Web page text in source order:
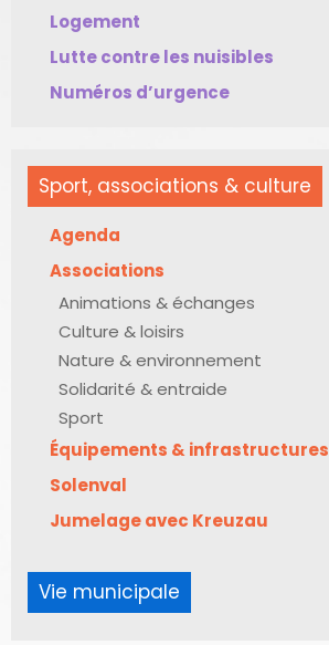
Logement
Lutte contre les nuisibles
Numéros d’urgence
Sport, associations & culture
Agenda
Associations
Animations & échanges
Culture & loisirs
Nature & environnement
Solidarité & entraide
Sport
Équipements & infrastructures
Solenval
Jumelage avec Kreuzau
Vie municipale